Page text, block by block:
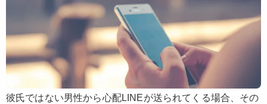
彼氏ではない男性から心配LINEが送られてくる場合、その